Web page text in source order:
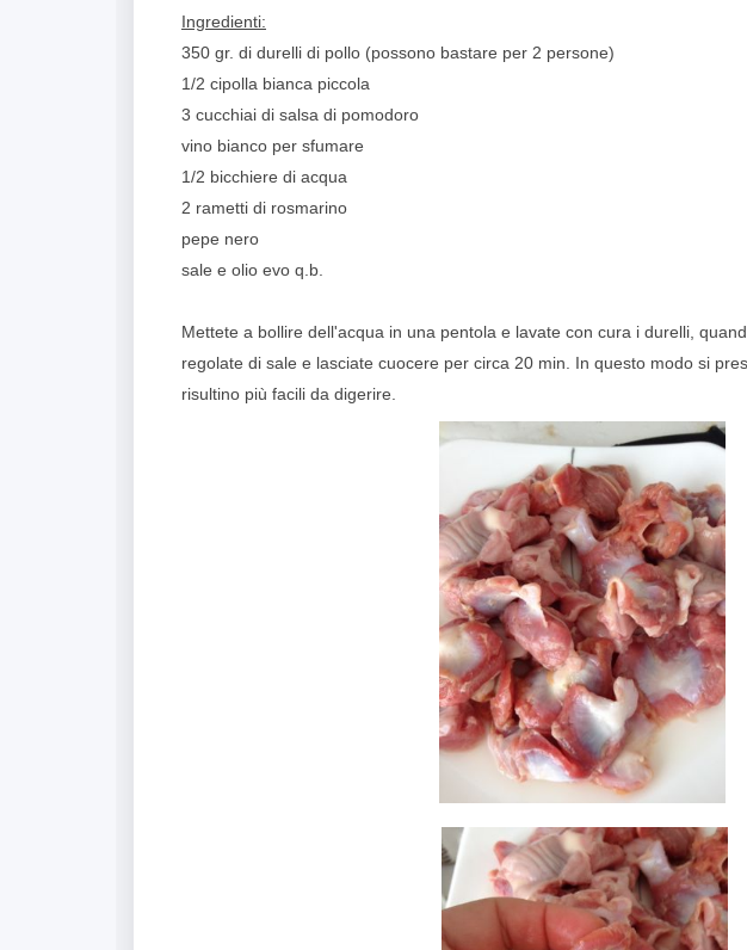
Ingredienti:
350 gr. di durelli di pollo (possono bastare per 2 persone)
1/2 cipolla bianca piccola
3 cucchiai di salsa di pomodoro
vino bianco per sfumare
1/2 bicchiere di acqua
2 rametti di rosmarino
pepe nero
sale e olio evo q.b.
Mettete a bollire dell'acqua in una pentola e lavate con cura i durelli,
regolate di sale e lasciate cuocere per circa 20 min. In questo modo si
risultino più facili da digerire.